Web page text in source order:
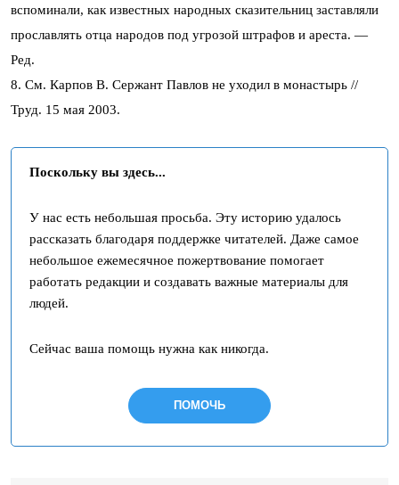
вспоминали, как известных народных сказительниц заставляли
прославлять отца народов под угрозой штрафов и ареста. —
Ред.
8. См. Карпов В. Сержант Павлов не уходил в монастырь //
Труд. 15 мая 2003.
Поскольку вы здесь...
У нас есть небольшая просьба. Эту историю удалось
рассказать благодаря поддержке читателей. Даже самое
небольшое ежемесячное пожертвование помогает
работать редакции и создавать важные материалы для
людей.
Сейчас ваша помощь нужна как никогда.
ПОМОЧЬ